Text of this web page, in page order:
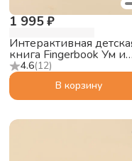
4.6(12)
1 995 ₽
Интерактивная
книга Fingerbook Ум и
Хрум
В корзину